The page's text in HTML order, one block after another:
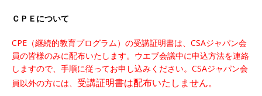
ＣＰＥについて
CPE（継続的教育プログラム）の受講証明書は、CSAジャパン会
員の皆様のみに配布いたします。ウエブ会議中に申込方法を連絡
しますので、手順に従ってお申し込みください。CSAジャパン会
員以外の方には、 受講証明書は配布いたしません。